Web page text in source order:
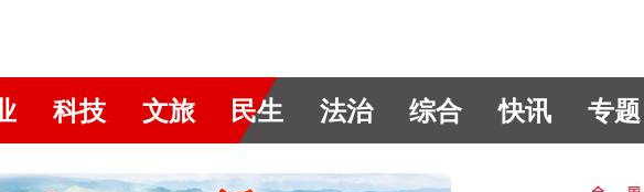
科技 文旅 民生 法治 综合 快讯 专题